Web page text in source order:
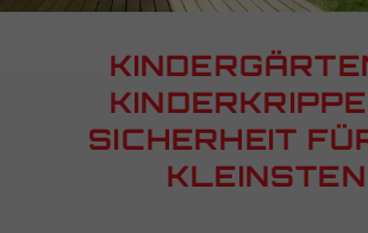
SICHERHEIT
KLEINSTEN